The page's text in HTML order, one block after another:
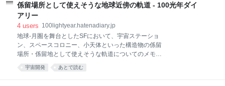
LightWave のSF系有料トレーニング動画 役立ちそう
な Blender アドオン Hard Ops Box Cutter
MESHmachine KIT OPS Fluent RanTools BY-GEN
MECH/FY Random Flow Hull Texture And Examples
Mesh Copier Welder Bonera
係留場所として使えそうな地球近傍の軌道 - 100光年ダイ
アリー
4 users 100lightyear.hatenadiary.jp
地球-月圏を舞台としたSFにおいて、宇宙ステーショ
ン、スペースコロニー、小天体といった構造物の係留
場所・係留地として使えそうな軌道についてのメモ。
必要があってまとめていたものだが、いまだ調査不足
の点がいくつも残っている。いかんせん素人の記事ゆ
宇宙開発 あとで読む